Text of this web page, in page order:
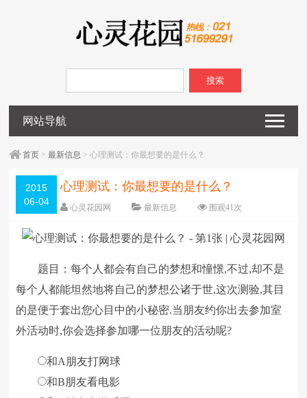
搜索
网站导航
首页 >最新信息 > 心理测试：你最想要的是什么？
2015
06-04
心理测试：你最想要的是什么？
心灵花园网 最新信息 围观41次
字体：大 中 小
题目：每个人都会有自己的梦想和憧憬,不过,却不是
每个人都能坦然地将自己的梦想公诸于世,这次测验,其目
的是便于套出您心目中的小秘密.当朋友约你出去参加室
外活动时,你会选择参加哪一位朋友的活动呢?
和A朋友打网球
和B朋友看电影